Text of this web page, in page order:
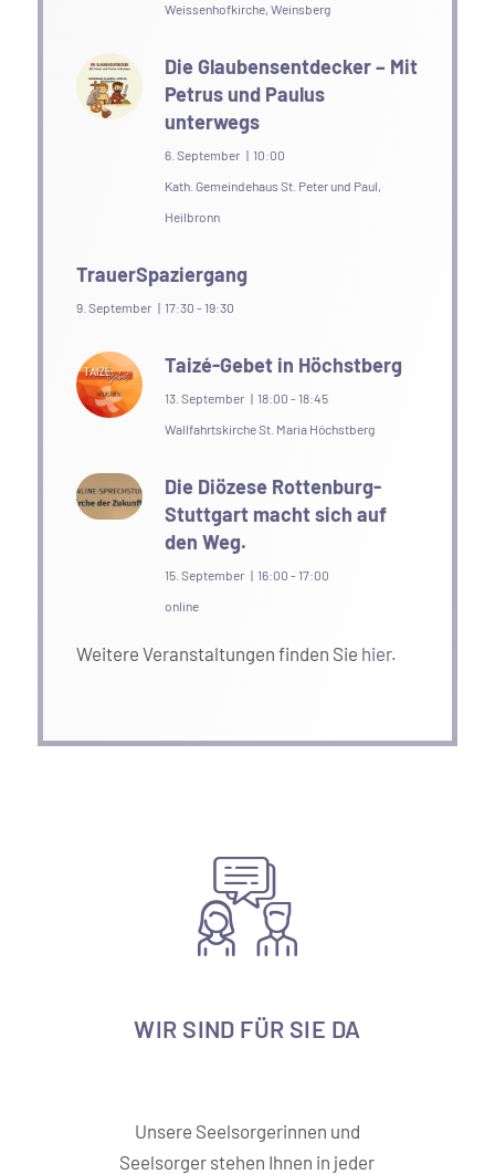
Weissenhofkirche, Weinsberg
Die Glaubensentdecker – Mit
Petrus und Paulus
unterwegs
6. September | 10:00
Kath. Gemeindehaus St. Peter und Paul,
Heilbronn
TrauerSpaziergang
9. September | 17:30 - 19:30
Taizé-Gebet in Höchstberg
13. September | 18:00 - 18:45
Wallfahrtskirche St. Maria Höchstberg
Die Diözese Rottenburg-
Stuttgart macht sich auf
den Weg.
15. September | 16:00 - 17:00
online
Weitere Veranstaltungen finden Sie hier.
WIR SIND FÜR SIE DA
Unsere Seelsorgerinnen und
Seelsorger stehen Ihnen in jeder